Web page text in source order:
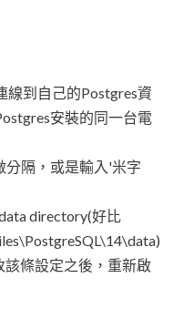
線到自己的Postgres資
安裝的同一台電
分隔，或是輸入'米字
directory(好比
條設定之後，重新啟